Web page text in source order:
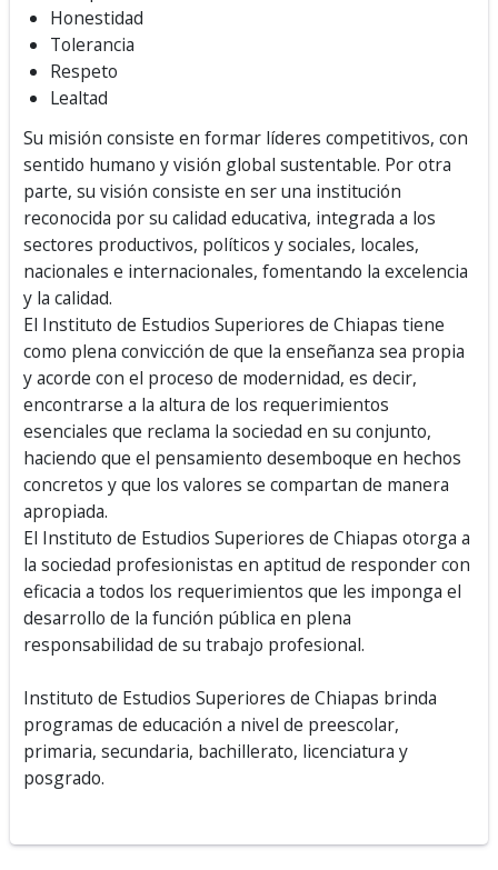
Honestidad
Tolerancia
Respeto
Lealtad
Su misión consiste en formar líderes competitivos, con
sentido humano y visión global sustentable. Por otra
parte, su visión consiste en ser una institución
reconocida por su calidad educativa, integrada a los
sectores productivos, políticos y sociales, locales,
nacionales e internacionales, fomentando la excelencia
y la calidad.
El Instituto de Estudios Superiores de Chiapas tiene
como plena convicción de que la enseñanza sea propia
y acorde con el proceso de modernidad, es decir,
encontrarse a la altura de los requerimientos
esenciales que reclama la sociedad en su conjunto,
haciendo que el pensamiento desemboque en hechos
concretos y que los valores se compartan de manera
apropiada.
El Instituto de Estudios Superiores de Chiapas otorga a
la sociedad profesionistas en aptitud de responder con
eficacia a todos los requerimientos que les imponga el
desarrollo de la función pública en plena
responsabilidad de su trabajo profesional.
Instituto de Estudios Superiores de Chiapas brinda
programas de educación a nivel de preescolar,
primaria, secundaria, bachillerato, licenciatura y
posgrado.